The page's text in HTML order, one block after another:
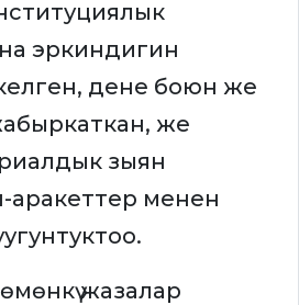
эркиндигин
дене боюн же
же
зыян
аракеттер менен
жазалар